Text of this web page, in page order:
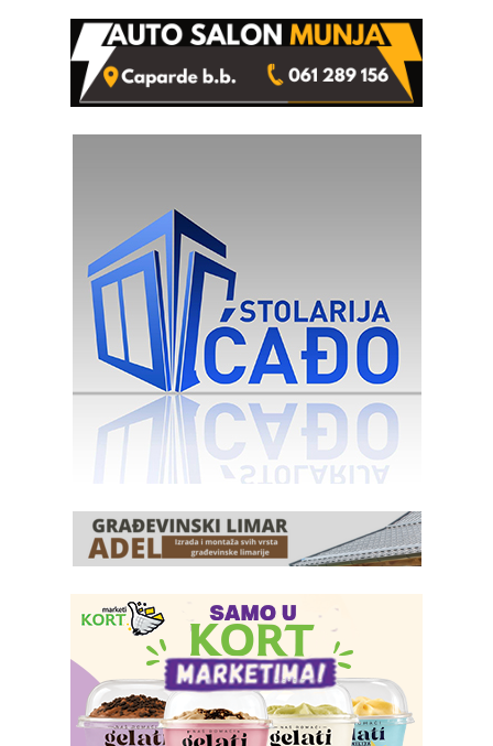
Kravice.